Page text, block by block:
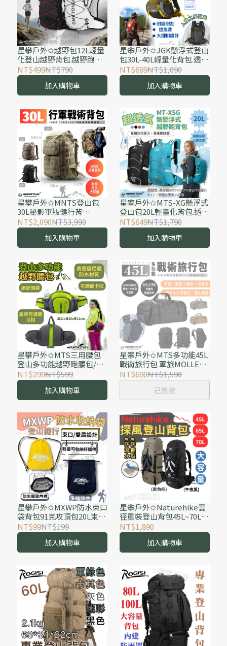
星攀戶外✩越野包12L輕量
化登山越野背包.越野跑背
包.玉山單攻背包.百岳騎車
背包水袋背包.多功能越野
跑步包#576
NT$499NT$790
加入購物車
星攀戶外✩JGK懸浮式登山
包30L-40L輕量化背包.透氣
脊柱設計背負系統越野包/
短途登山空氣包/環島騎車
背包#701
NT$699NT$1,090
加入購物車
星攀戶外✩MNTS登山包
30L秘影軍版健行背
包.500D迅閃30公升登山包.
行軍閃電戰背包.徒步野外
探險背包1~2日背包
NT$2,090NT$3,990
加入購物車
星攀戶外✩MTS-XG懸浮式
登山包20L輕量化背包.透氣
脊柱設計背負系統越野包/
越野跑空氣包/馬拉松騎車
背包#568
NT$649NT$1,790
加入購物車
星攀戶外✩MTS三用腰包
登山多功能越野跑腰包/單
攻背包.含雙肩背帶.背式腰
包騎車跑步雙肩包 登山水
壺腰包 腰包#322
NT$299NT$599
加入購物車
星攀戶外✩MTS多功能45L
戰術旅行包 軍旅MOLLE可
背可提 三用多用途裝備包
3用大容量登山包/防水耐
NT$690NT$1,590
已售完
星攀戶外✩MXWP防水束口
袋背包91克攻頂包20L束口
袋輕量登山背包 防水材質
收納袋 輕量防水袋 游泳沙
灘包可材質防大雨
NT$99NT$199
加入購物車
星攀戶外✩Naturehike雲
徑重裝登山背包45L~70L大
背包/嘉明湖/百岳長程縱
走/背包客自助旅行背包CR
背負系統
NT$1,890
加入購物車